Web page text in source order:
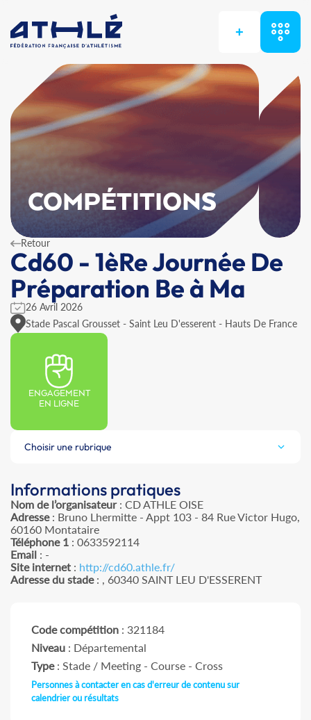
+
COMPÉTITIONS
Retour
Cd60 - 1èRe Journée De
Préparation Be à Ma
26 Avril 2026
Stade Pascal Grousset - Saint Leu D'esserent - Hauts De France
ENGAGEMENT
EN LIGNE
Choisir une rubrique
Informations pratiques
Nom de l’organisateur: CD ATHLE OISE
Adresse: Bruno Lhermitte - Appt 103 - 84 Rue Victor Hugo,
60160 Montataire
Téléphone 1 : 0633592114
Email : -
Site internet : http://cd60.athle.fr/
Adresse du stade: , 60340 SAINT LEU D'ESSERENT
Code compétition : 321184
Niveau : Départemental
Type: Stade / Meeting - Course - Cross
Personnes à contacter en cas d'erreur de contenu sur
calendrier ou résultats